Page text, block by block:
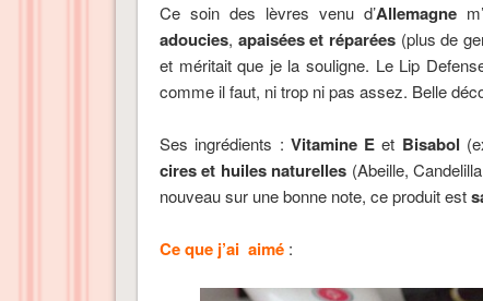
Ce soin des lèvres venu d’Allemagne
adoucies, apaisées et réparées(plus de
et méritait que je la souligne. Le Lip
comme il faut, ni trop ni pas assez. Belle
Ses ingrédients : Vitamine E et Bisabol
cires et huiles naturelles (Abeille,
nouveau sur une bonne note, ce produit est
Ce que j’ai aimé: